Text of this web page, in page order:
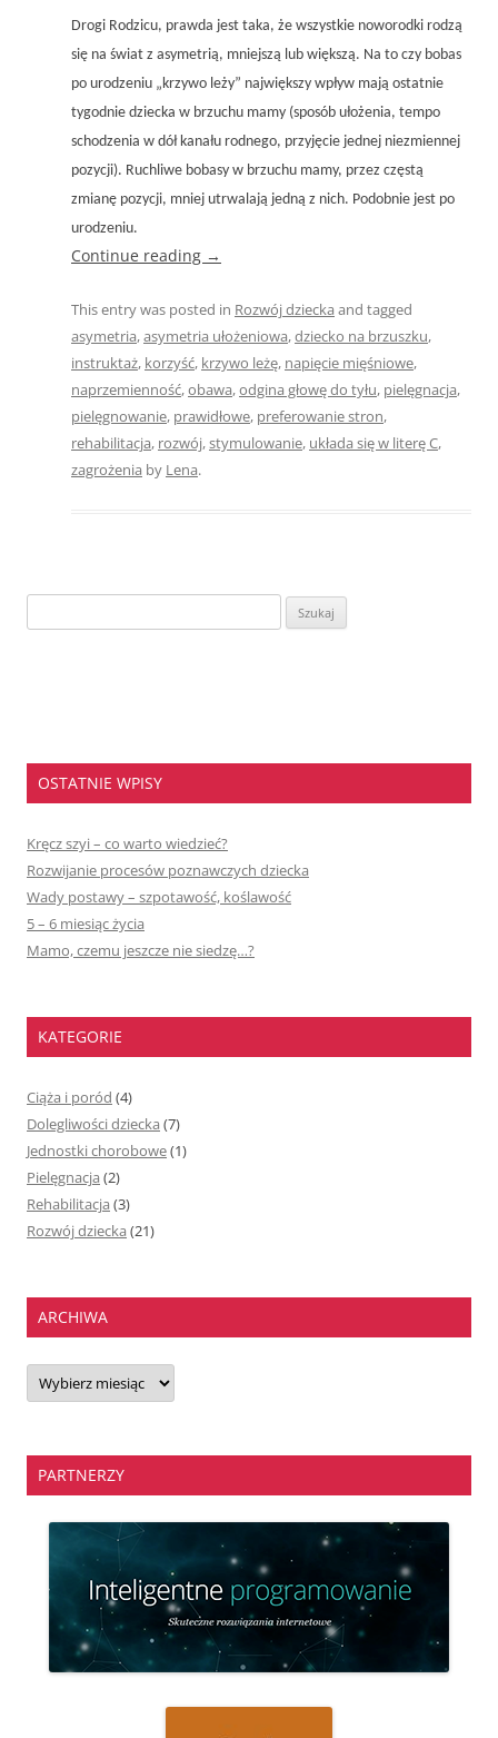
Drogi Rodzicu, prawda jest taka, że wszystkie noworodki rodzą
się na świat z asymetrią, mniejszą lub większą. Na to czy bobas
po urodzeniu „krzywo leży” największy wpływ mają ostatnie
tygodnie dziecka w brzuchu mamy (sposób ułożenia, tempo
schodzenia w dół kanału rodnego, przyjęcie jednej niezmiennej
pozycji). Ruchliwe bobasy w brzuchu mamy, przez częstą
zmianę pozycji, mniej utrwalają jedną z nich. Podobnie jest po
urodzeniu.
Continue reading →
This entry was posted in Rozwój dziecka and tagged
asymetria,asymetria ułożeniowa,dziecko na brzuszku,
instruktaż, korzyść, krzywo leżę, napięcie mięśniowe,
naprzemienność,obawa,odgina głowę do tyłu, pielęgnacja,
pielęgnowanie, prawidłowe, preferowanie stron,
rehabilitacja, rozwój,stymulowanie, układa się w literę C,
zagrożenia by Lena.
OSTATNIE WPISY
Kręcz szyi – co warto wiedzieć?
Rozwijanie procesów poznawczych dziecka
Wady postawy – szpotawość, koślawość
5 – 6 miesiąc życia
Mamo, czemu jeszcze nie siedzę…?
KATEGORIE
Ciąża i poród (4)
Dolegliwości dziecka (7)
Jednostki chorobowe(1)
Pielęgnacja (2)
Rehabilitacja (3)
Rozwój dziecka (21)
ARCHIWA
Archiwa
PARTNERZY